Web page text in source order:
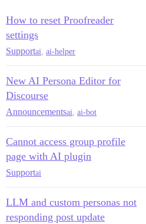
How to reset Proofreader
settings
Supportai ai-helper
New AI Persona Editor for
Discourse
Announcementsai ai-bot
Cannot access group profile
page with AI plugin
Supportai
LLM and custom personas not
responding post update